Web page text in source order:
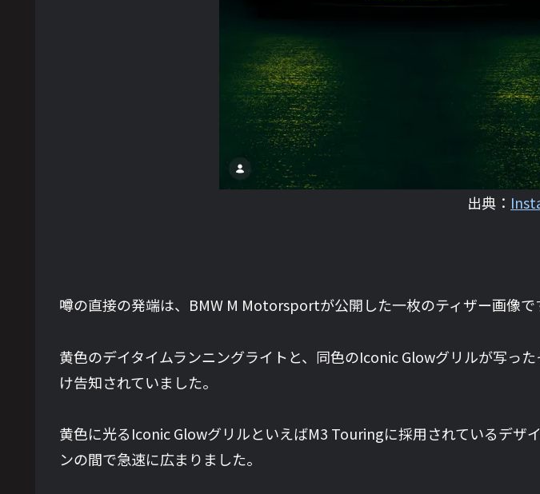
出典：
噂の直接の発端は、BMW M Motorsportが公開した一枚のティザー画像で
黄色のデイタイムランニングライトと、同色のIconic Glowグリルが写っ
け告知されていました。
黄色に光るIconic GlowグリルといえばM3 Touringに採用されているデ
ンの間で急速に広まりました。